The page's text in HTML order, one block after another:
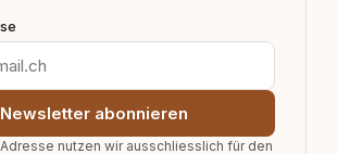
Newsletter abonnieren
nutzen wir ausschliesslich für den